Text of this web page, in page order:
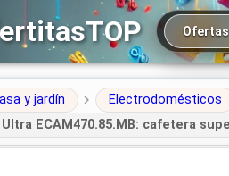
Ofertas
y jardín Electrodomésticos
ECAM470.85.MB: cafetera